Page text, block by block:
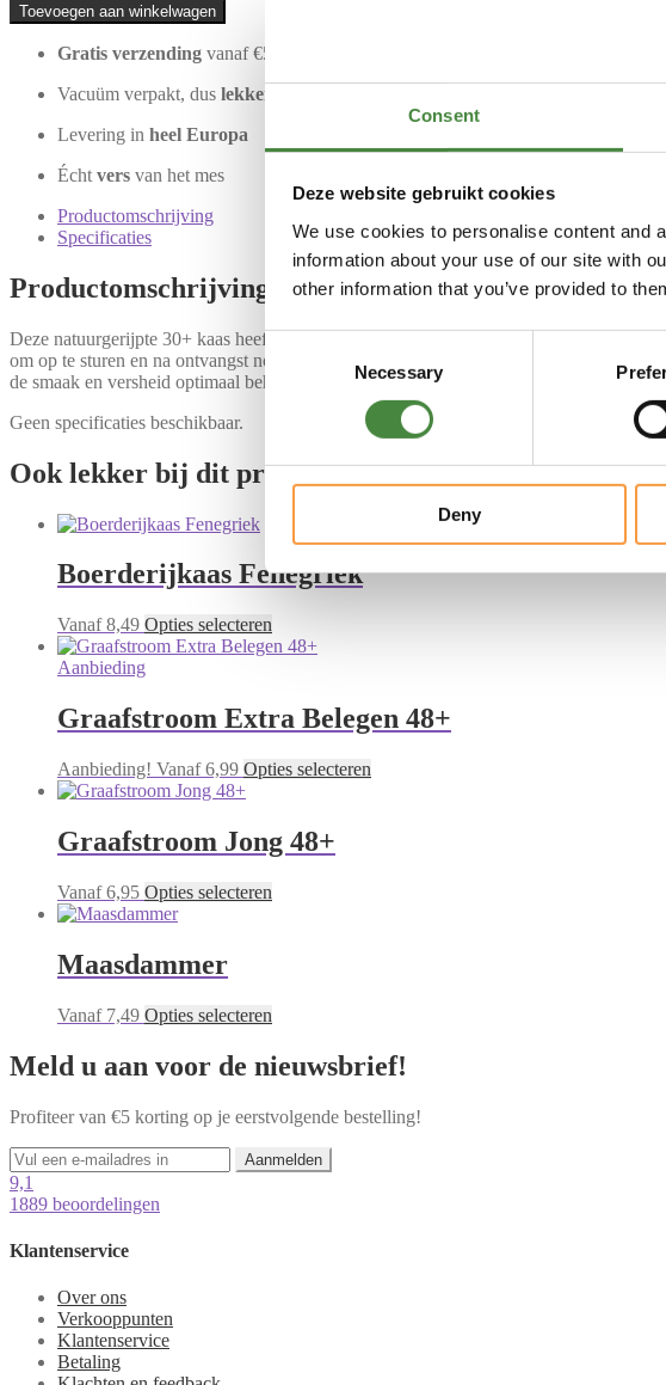
Consent
Deze website gebruikt cookies
We use cookies to personalise content and
information about your use of our site with
other information that you’ve provided to
Consent
Selection
Necessary
Deny
Toevoegen aan winkelwagen
Gratis verzending vanaf €50,- in heel NL
Vacuüm verpakt, dus lekker lang houdbaar
Levering in heel Europa
Écht vers van het mes
Productomschrijving
Specificaties
Productomschrijving
Deze natuurgerijpte 30+ kaas heeft een volle en pittige smaak die iedere
om op te sturen en na ontvangst nog minimaal 6 weken houdbaar blijft. Je kunt
de smaak en versheid optimaal behouden blijven. Geniet van deze smaakvolle kaas
Geen specificaties beschikbaar.
Ook lekker bij dit product
Boerderijkaas Fenegriek
Vanaf8,49 Opties selecteren
product
variaties.
Deze
kan
op
de
Aanbieding
Graafstroom Extra Belegen 48+
Aanbieding! Vanaf6,99 Opties selecteren
Graafstroom Jong 48+
Vanaf6,95 Opties selecteren
optie
gekozen
op
de
productpagina
Maasdammer
Vanaf 7,49 Opties selecteren
heeft
meerdere
Deze
kan
Meld u aan voor de nieuwsbrief!
Profiteer van €5 korting op je eerstvolgende bestelling!
Aanmelden
9,1
1889 beoordelingen
Klantenservice
Over ons
Verkooppunten
Klantenservice
Betaling